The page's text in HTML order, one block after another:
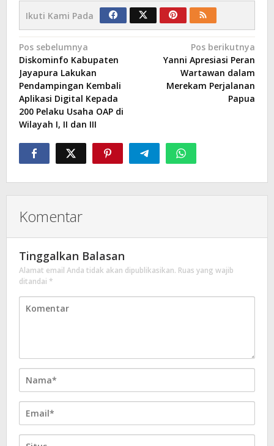
Ikuti Kami Pada
Navigasi
pos
Pos sebelumnya
Diskominfo Kabupaten
Jayapura Lakukan
Pendampingan Kembali
Aplikasi Digital Kepada
200 Pelaku Usaha OAP di
Wilayah I, II dan III
Pos berikutnya
Yanni Apresiasi Peran
Wartawan dalam
Merekam Perjalanan
Papua
Komentar
Tinggalkan Balasan
Alamat email Anda tidak akan dipublikasikan. Ruas yang wajib
ditandai *